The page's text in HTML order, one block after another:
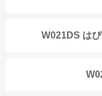
W021DS は